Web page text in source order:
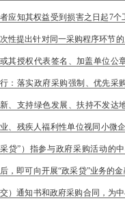
者应知其权益受到损害之日起7
次性提出针对同一采购程序环节
或其授权代表签名、加盖单位公
行：落实政府采购强制、优先采
新、支持绿色发展、扶持不发达
业、残疾人福利性单位视同小微
采贷”）指参与政府采购活动的
后，即可向开展“政采贷”业务的
交）通知书和政府采购合同，为